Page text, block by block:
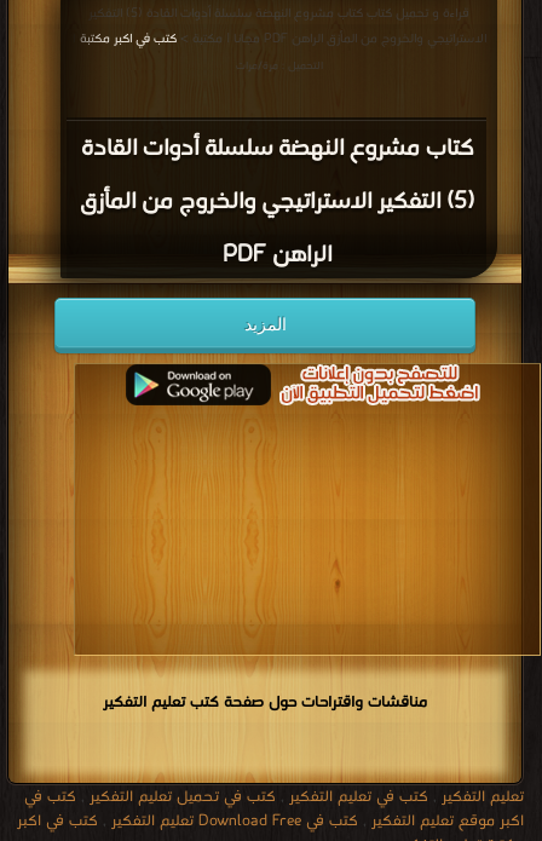
كتاب مشروع النهضة سلسلة أدوات القادة
(5) التفكير الاستراتيجي والخروج من المأزق
الراهن PDF
قراءة و تحميل كتاب كتاب مشروع النهضة سلسلة أدوات القادة (5) التفكير
الاستراتيجي والخروج من المأزق الراهن PDF مجانا | مكتبة >
كتب في اكبر مكتبة
التحميل : مرة/مرات
المزيد
مناقشات واقتراحات حول صفحة كتب تعليم التفكير
تعليم التفكير , كتب في تعليم التفكير , كتب في تحميل تعليم التفكير , كتب في
اكبر موقع تعليم التفكير , كتب في Download Free تعليم التفكير , كتب في اكبر